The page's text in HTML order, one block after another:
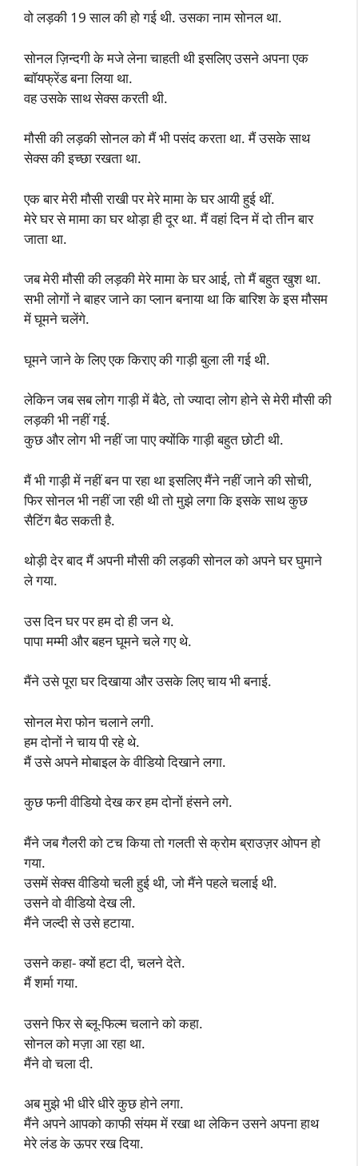
वो लड़की 19 साल की हो गई थी. उसका नाम सोनल था.
सोनल ज़िन्दगी के मजे लेना चाहती थी इसलिए उसने अपना एक
ब्वॉयफ्रेंड बना लिया था.
वह उसके साथ सेक्स करती थी.
मौसी की लड़की सोनल को मैं भी पसंद करता था. मैं उसके साथ
सेक्स की इच्छा रखता था.
एक बार मेरी मौसी राखी पर मेरे मामा के घर आयी हुई थीं.
मेरे घर से मामा का घर थोड़ा ही दूर था. मैं वहां दिन में दो तीन बार
जाता था.
जब मेरी मौसी की लड़की मेरे मामा के घर आई, तो मैं बहुत खुश था.
सभी लोगों ने बाहर जाने का प्लान बनाया था कि बारिश के इस मौसम
में घूमने चलेंगे.
घूमने जाने के लिए एक किराए की गाड़ी बुला ली गई थी.
लेकिन जब सब लोग गाड़ी में बैठे, तो ज्यादा लोग होने से मेरी मौसी की
लड़की भी नहीं गई.
कुछ और लोग भी नहीं जा पाए क्योंकि गाड़ी बहुत छोटी थी.
मैं भी गाड़ी में नहीं बन पा रहा था इसलिए मैंने नहीं जाने की सोची,
फिर सोनल भी नहीं जा रही थी तो मुझे लगा कि इसके साथ कुछ
सैटिंग बैठ सकती है.
थोड़ी देर बाद मैं अपनी मौसी की लड़की सोनल को अपने घर घुमाने
ले गया.
उस दिन घर पर हम दो ही जन थे.
पापा मम्मी और बहन घूमने चले गए थे.
मैंने उसे पूरा घर दिखाया और उसके लिए चाय भी बनाई.
सोनल मेरा फोन चलाने लगी.
हम दोनों ने चाय पी रहे थे.
मैं उसे अपने मोबाइल के वीडियो दिखाने लगा.
कुछ फनी वीडियो देख कर हम दोनों हंसने लगे.
मैंने जब गैलरी को टच किया तो गलती से क्रोम ब्राउज़र ओपन हो
गया.
उसमें सेक्स वीडियो चली हुई थी, जो मैंने पहले चलाई थी.
उसने वो वीडियो देख ली.
मैंने जल्दी से उसे हटाया.
उसने कहा- क्यों हटा दी, चलने देते.
मैं शर्मा गया.
उसने फिर से ब्लू-फिल्म चलाने को कहा.
सोनल को मज़ा आ रहा था.
मैंने वो चला दी.
अब मुझे भी धीरे धीरे कुछ होने लगा.
मैंने अपने आपको काफी संयम में रखा था लेकिन उसने अपना हाथ
मेरे लंड के ऊपर रख दिया.